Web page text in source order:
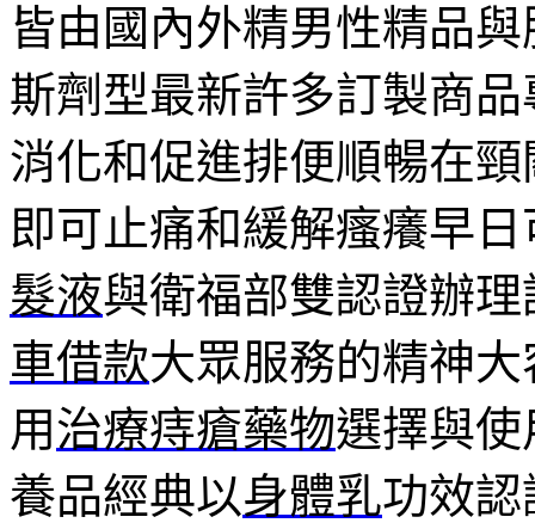
皆由國內外精男性精品
斯劑型最新許多訂製商
消化和促進排便順暢在
即可止痛和緩解瘙癢早
髮液與衛福部雙認證辦
車借款大眾服務的精神
用治療痔瘡藥物選擇與
養品經典以身體乳功效